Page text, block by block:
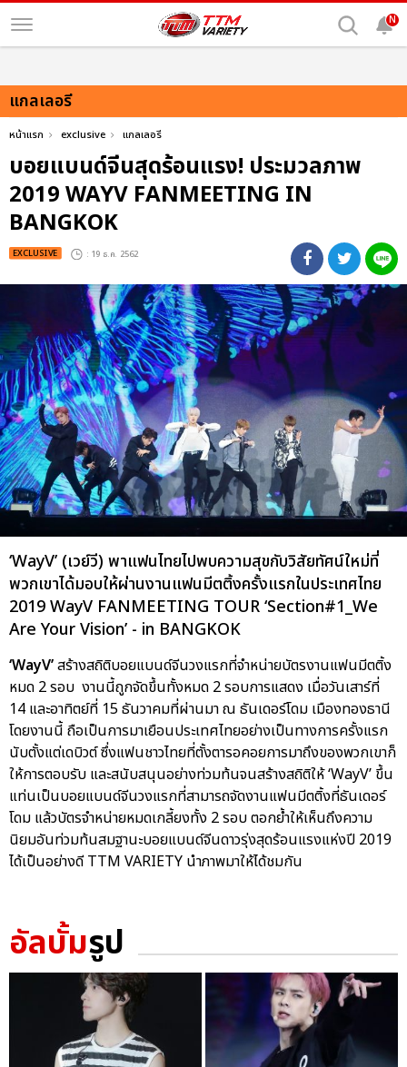
N
แกลเลอรี
หน้าแรก exclusive แกลเลอรี
บอยแบนด์จีนสุดร้อนแรง! ประมวลภาพ
2019 WAYV FANMEETING IN
BANGKOK
EXCLUSIVE : 19 ธ.ค. 2562
‘WayV’ (เวย์วี) พาแฟนไทยไปพบความสุขกับวิสัยทัศน์ใหม่ที่
พวกเขาได้มอบให้ผ่านงานแฟนมีตติ้งครั้งแรกในประเทศไทย
2019 WayV FANMEETING TOUR ‘Section#1_We
Are Your Vision’ - in BANGKOK
‘WayV’สร้างสถิติบอยแบนด์จีนวงแรกที่จำหน่ายบัตรงานแฟนมีตติ้ง
หมด 2 รอบ งานนี้ถูกจัดขึ้นทั้งหมด 2 รอบการแสดง เมื่อวันเสาร์ที่
14 และอาทิตย์ที่ 15 ธันวาคมที่ผ่านมา ณ ธันเดอร์โดม เมืองทองธานี
โดยงานนี้ ถือเป็นการมาเยือนประเทศไทยอย่างเป็นทางการครั้งแรก
นับตั้งแต่เดบิวต์ ซึ่งแฟนชาวไทยที่ตั้งตารอคอยการมาถึงของพวกเขาก็
ให้การตอบรับ และสนับสนุนอย่างท่วมท้นจนสร้างสถิติให้ ‘WayV’ ขึ้น
แท่นเป็นบอยแบนด์จีนวงแรกที่สามารถจัดงานแฟนมีตติ้งที่ธันเดอร์
โดม แล้วบัตรจำหน่ายหมดเกลี้ยงทั้ง 2 รอบ ตอกย้ำให้เห็นถึงความ
นิยมอันท่วมท้นสมฐานะบอยแบนด์จีนดาวรุ่งสุดร้อนแรงแห่งปี 2019
ได้เป็นอย่างดี TTM VARIETY นำภาพมาให้ได้ชมกัน
อัลบั้มรูป